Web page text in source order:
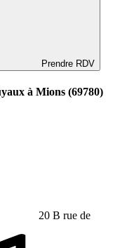
Prendre RDV
à Mions (69780)
20 B rue de